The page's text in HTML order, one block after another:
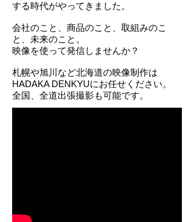
する時代がやってきました。
会社のこと、商品のこと、取組みのこ
と、未来のこと。
映像を使って発信しませんか？
札幌や旭川など北海道の映像制作は
HADAKA DENKYUにお任せください。
​全国、全道出張撮影も可能です。